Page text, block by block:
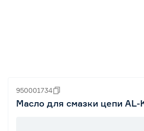
950001734
Масло для смазки цепи AL-